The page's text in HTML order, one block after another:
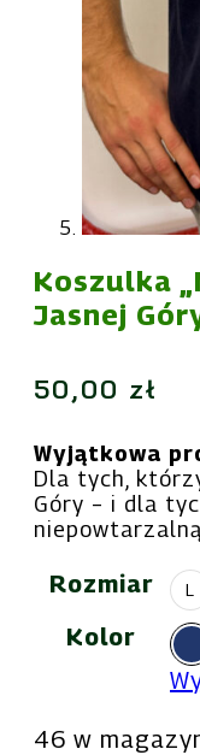
Koszulka
Jasnej
50,00 zł
Wyjątkowa
Dla tych,
Góry – i dla
Rozmiar L
Kolor
46 w